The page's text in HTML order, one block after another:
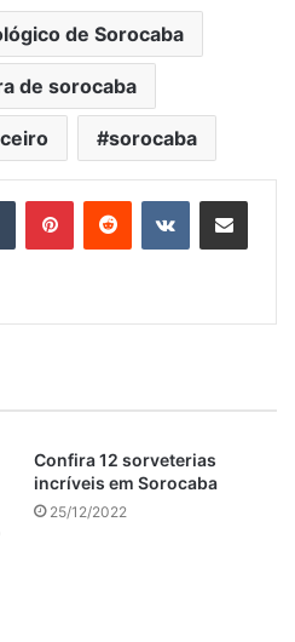
de Sorocaba
de sorocaba
sorocaba
Tumblr PinterestReddit VK Compartilhar via e-mail
Confira 12 sorveterias
incríveis em Sorocaba
25/12/2022